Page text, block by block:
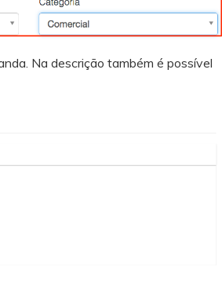
Na descrição também é possível